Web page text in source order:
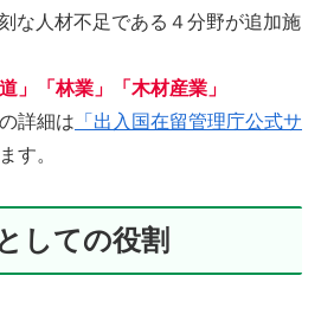
人材不足である４分野が追加施
」「林業」「木材産業」
詳細は 「出入国在留管理庁公式サ
す。
しての役割